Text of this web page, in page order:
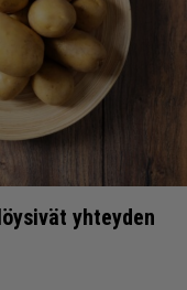
yhteyden